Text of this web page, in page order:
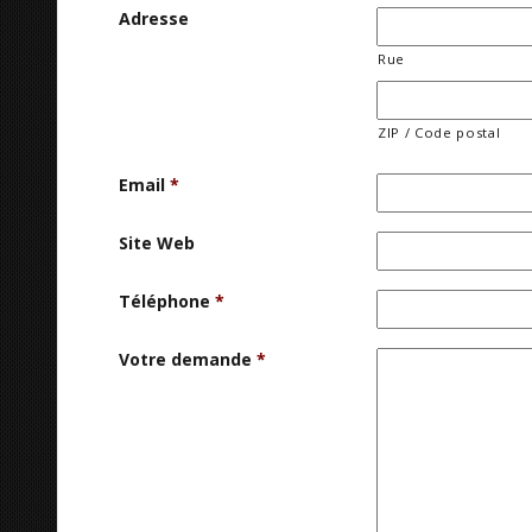
Adresse
Rue
ZIP / Code postal
Email *
Site Web
Téléphone *
Votre demande *